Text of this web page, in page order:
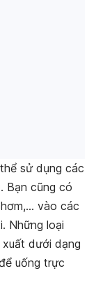
sử dụng các
Bạn cũng có
vào các
Những loại
dưới dạng
uống trực